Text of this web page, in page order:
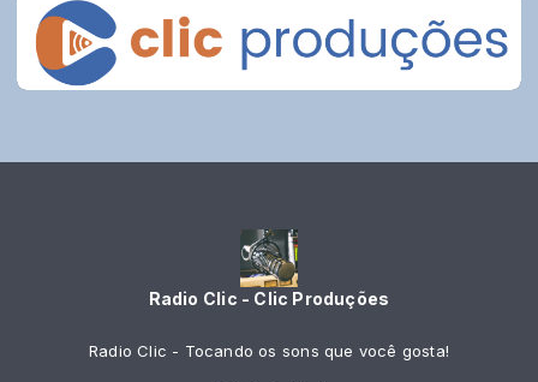
Radio Clic - Clic Produções
Radio Clic - Tocando os sons que você gosta!